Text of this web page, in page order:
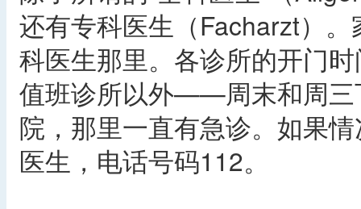
还有专科医生（Facharzt）
科医生那里。各诊所的开门
值班诊所以外——周末和周三
院，那里一直有急诊。如果
医生，电话号码112。